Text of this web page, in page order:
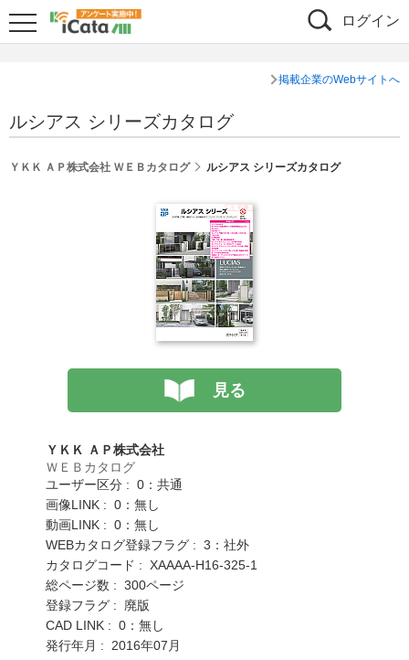
ログイン
掲載企業のWebサイトへ
ルシアス シリーズカタログ
ＹＫＫ ＡＰ株式会社 ＷＥＢカタログ ルシアス シリーズカタログ
見る
ＹＫＫ ＡＰ株式会社
ＷＥＢカタログ
ユーザー区分 : 0：共通
画像LINK : 0：無し
動画LINK : 0：無し
WEBカタログ登録フラグ : 3：社外
カタログコード : XAAAA-H16-325-1
総ページ数 : 300ページ
登録フラグ : 廃版
CAD LINK : 0：無し
発行年月 : 2016年07月